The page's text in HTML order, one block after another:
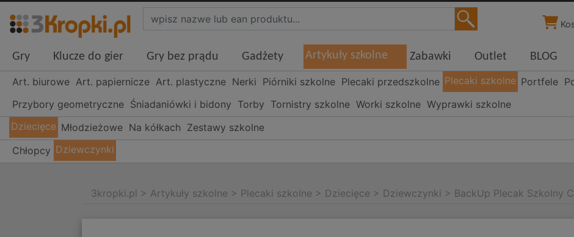
Gry Klucze do gier Gry bez prądu Gadżety Artykuły szkolne Zabawki Outlet BLOG
Art. biurowe Art. papiernicze Art. plastyczne Nerki Piórniki szkolne Plecaki przedszkolne Plecaki szkolne Portfele
Przybory geometryczne Śniadaniówki i bidony Torby Tornistry szkolne Worki szkolne Wyprawki szkolne
Dziecięce Młodzieżowe Na kółkach Zestawy szkolne
Chłopcy Dziewczynki
3kropki.pl > Artykuły szkolne > Plecaki szkolne > Dziecięce > Dziewczynki > BackUp Plecak Szkolny